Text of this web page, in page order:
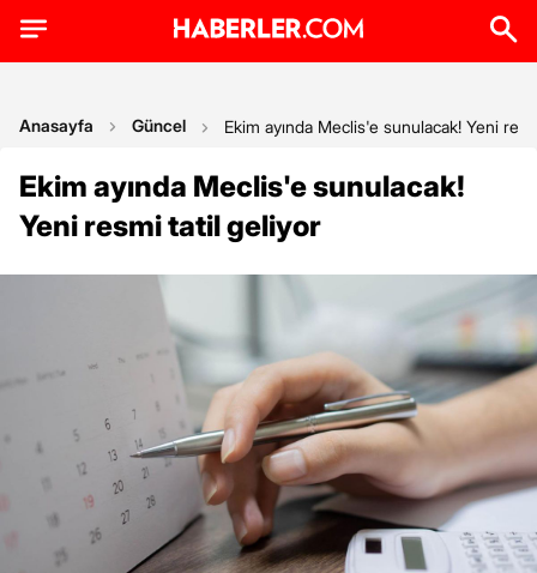
Anasayfa Güncel Ekim ayında Meclis'e sunulacak! Yeni
Ekim ayında Meclis'e sunulacak!
Yeni resmi tatil geliyor